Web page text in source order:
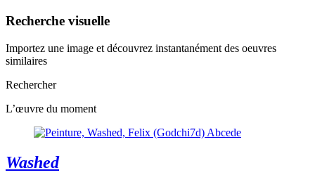
Recherche visuelle
Importez une image et découvrez instantanément des oeuvres
similaires
Rechercher
L’œuvre du moment
Washed